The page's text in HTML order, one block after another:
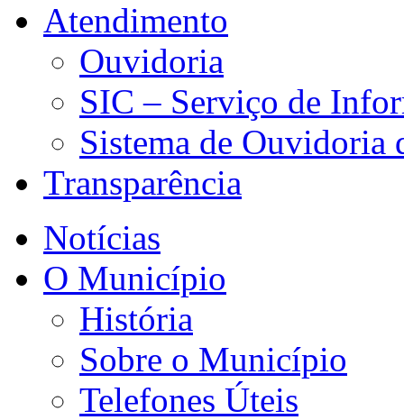
Atendimento
Ouvidoria
SIC – Serviço de
Sistema de Ouvidoria
Transparência
Notícias
O Município
História
Sobre o Município
Telefones Úteis